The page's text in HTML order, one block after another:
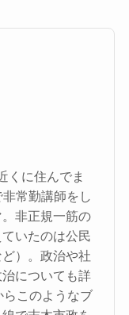
くに住んでま
常勤講師をし
非正規一筋の
いたのは公民
）。政治や社
についても詳
らこのようなブ